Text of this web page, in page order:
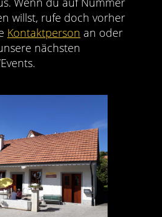
willst, rufe doch vorher
Kontaktperson an oder
nächsten